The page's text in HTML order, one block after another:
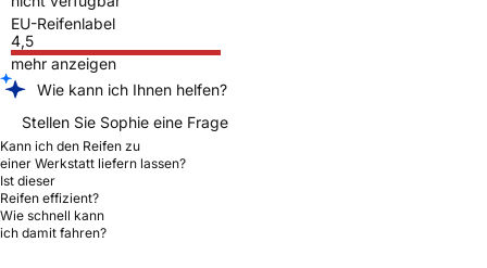
EU-Reifenlabel
4,5
mehr anzeigen
Wie kann ich Ihnen helfen?
Stellen Sie Sophie eine Frage
Kann ich den Reifen zu
einer Werkstatt liefern lassen?
Ist dieser
Reifen effizient?
Wie schnell kann
ich damit fahren?